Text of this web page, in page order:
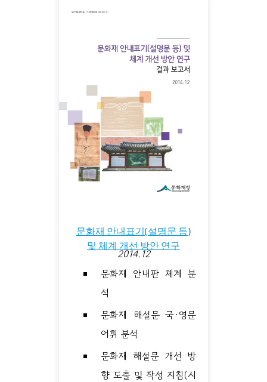
문화재 안내표기(설명문 등)
및 체계 개선 방안 연구
2014.12
문화재 안내판 체계 분
석
문화재 해설문 국·영문
어휘 분석
문화재 해설문 개선 방
향 도출 및 작성 지침(시